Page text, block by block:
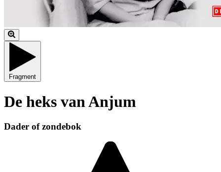
Fragment
De heks van Anjum
Dader of zondebok